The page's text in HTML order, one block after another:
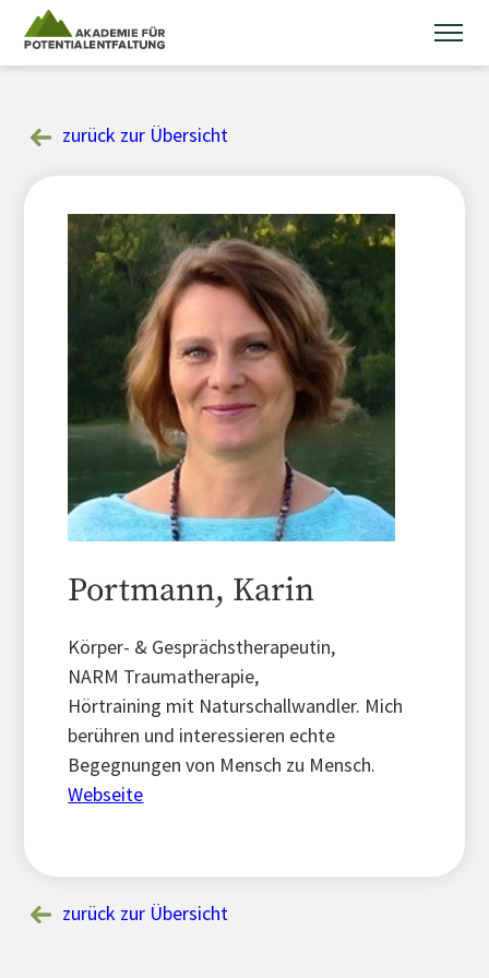
content
zurück zur Übersicht
Portmann, Karin
Körper- & Gesprächstherapeutin,
NARM Traumatherapie,
Hörtraining mit Naturschallwandler. Mich
berühren und interessieren echte
Begegnungen von Mensch zu Mensch.
Webseite
zurück zur Übersicht